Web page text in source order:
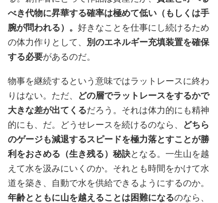
べき代物に昇華する確率は極めて低い（もしくは手
腕が問われる）。 好きなことを仕事にし続けるため
の体力作りとして、 別のエネルギー充填装置を確保
する必要があるのだ。
物事を継続するという意味ではラットレースに終わ
りはない。ただ、
どの層でラットレースをするかで
大きな差が出てくるだろう。それは体力的にも精神
的にも、だ。どうせレースを続けるのなら、
どちら
のゲージも減退するスピードを極力落とすことが勝
利をおさめる（生き残る）秘訣となる。一生山を越
えて水を汲みにいくのか。それとも時間をかけて水
道を築き、自動で水を供給できるようにするのか。
年齢とともに山を越えることは困難になるのなら、